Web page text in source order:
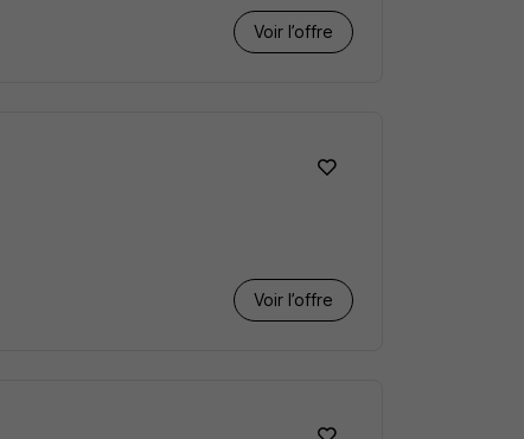
Voir l’offre
Voir l’offre